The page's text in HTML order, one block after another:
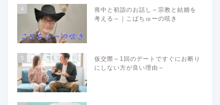
4
喪中と初詣のお話し～宗教と結婚を
考える～｜こばちゅーの呟き
5
仮交際～1回のデートですぐにお断り
にしない方が良い理由～